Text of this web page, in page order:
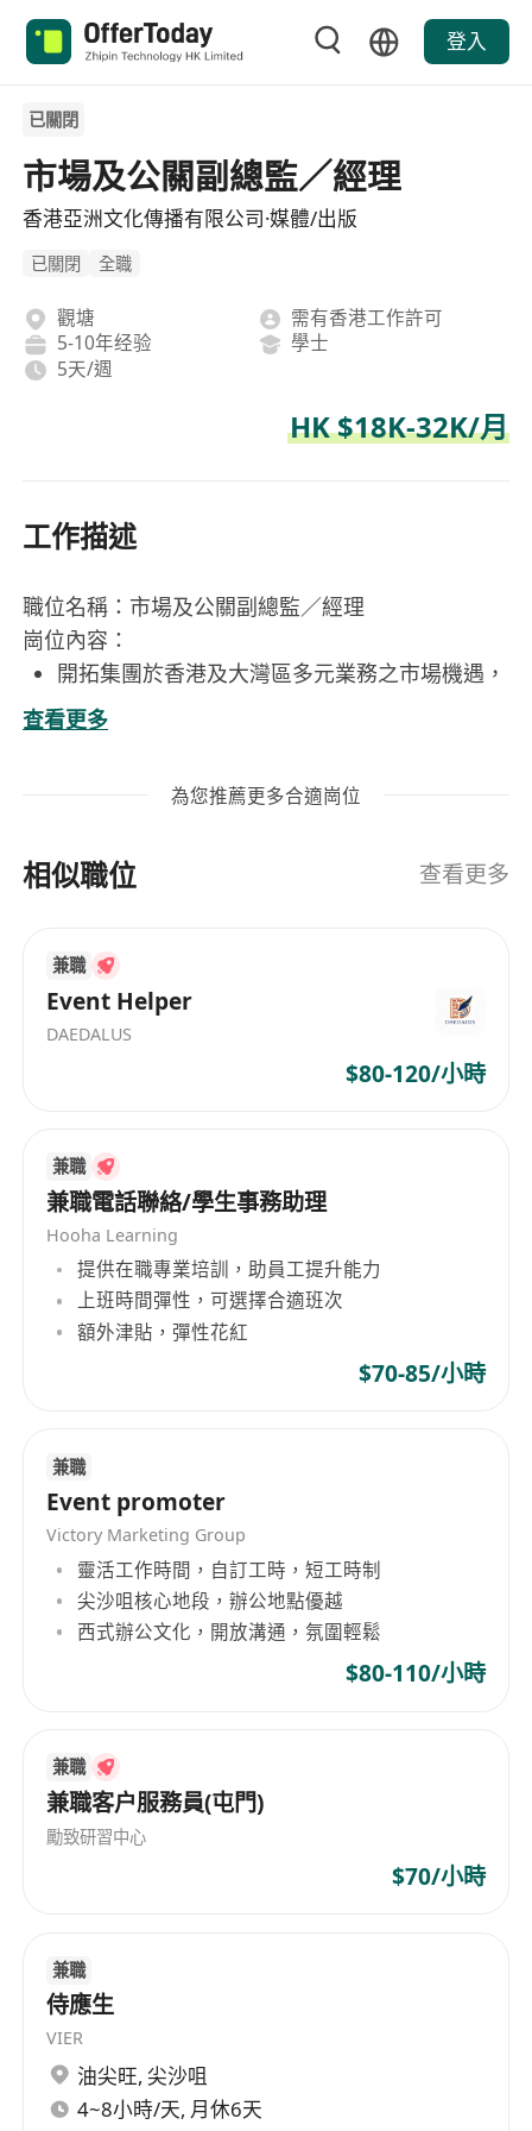
登入
已關閉
市場及公關副總監／經理
香港亞洲文化傳播有限公司·媒體/出版
已關閉 全職
觀塘
需有香港工作許可
5-10年经验
學士
5天/週
HK $18K-32K/月
工作描述
職位名稱：市場及公關副總監／經理
崗位內容：
開拓集團於香港及大灣區多元業務之市場機遇，
涵蓋視頻製作、活動管理與公關傳播等核心範
疇；
商業價值與可持續收入來源；
戶滿意度與長期合作黏性；
制定具針對性與可操作性的品牌曝光策略，強化
客戶在目標受眾中的聲量與影響力；
策劃並執行全方位傳播計劃，包括媒體策略、社
交話題營造、KOL協作、名人與意見領袖合作、
程落地執行；
主導危機預判、應變方案設計與即時問題處理，
維護客戶聲譽與公眾形象；
作為跨部門協同樞紐，高效統合內部團隊（如創
意、內容、數字營銷）與外部合作方（媒體、代
理、供應商等），確保項目高質高效交付。
係、傳播、工商管理或相關領域；
具備5至10年市場營銷及公關實務經驗，曾於綜
合企業、金融機構或知名公關公司擔任中高階職
務者優先；
具備扎實的商業分析能力與戰略思維，能從市場
趨勢、客戶需求及競爭格局中提煉可行策略；
擁有成熟穩健的媒體關係網絡及廣泛的夥伴資
與口語表達能力，能獨立進行高階客戶簡報與跨
文化溝通；
熟練運用MS Office套裝，AI工具，具備基礎數
具備敏銳市場觸覺、創新思維與結果導向意識，
能於快節奏環境中靈活應變並推動目標達成。
福利：
彈性花紅
查看更多
為您推薦更多合適崗位
相似職位 查看更多
兼職
Event Helper
DAEDALUS
$80-120/小時
兼職
兼職電話聯絡/學生事務助理
Hooha Learning
提供在職專業培訓，助員工提升能力
上班時間彈性，可選擇合適班次
額外津貼，彈性花紅
$70-85/小時
兼職
Event promoter
Victory Marketing Group
靈活工作時間，自訂工時，短工時制
尖沙咀核心地段，辦公地點優越
西式辦公文化，開放溝通，氛圍輕鬆
$80-110/小時
兼職
兼職客户服務員(屯門)
勵致研習中心
$70/小時
兼職
侍應生
VIER
油尖旺, 尖沙咀
4~8小時/天, 月休6天